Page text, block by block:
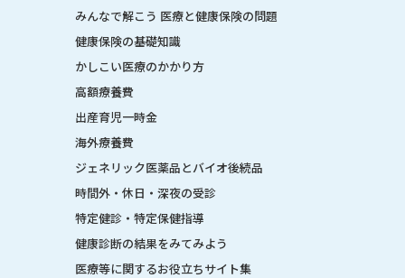
みんなで解こう 医療と健康保険の問題
健康保険の基礎知識
かしこい医療のかかり方
高額療養費
出産育児一時金
海外療養費
ジェネリック医薬品とバイオ後続品
時間外・休日・深夜の受診
特定健診・特定保健指導
健康診断の結果をみてみよう
医療等に関するお役立ちサイト集